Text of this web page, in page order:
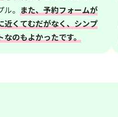
。 また、予約フォームが
近くてむだがなく、シンプ
のもよかったです。